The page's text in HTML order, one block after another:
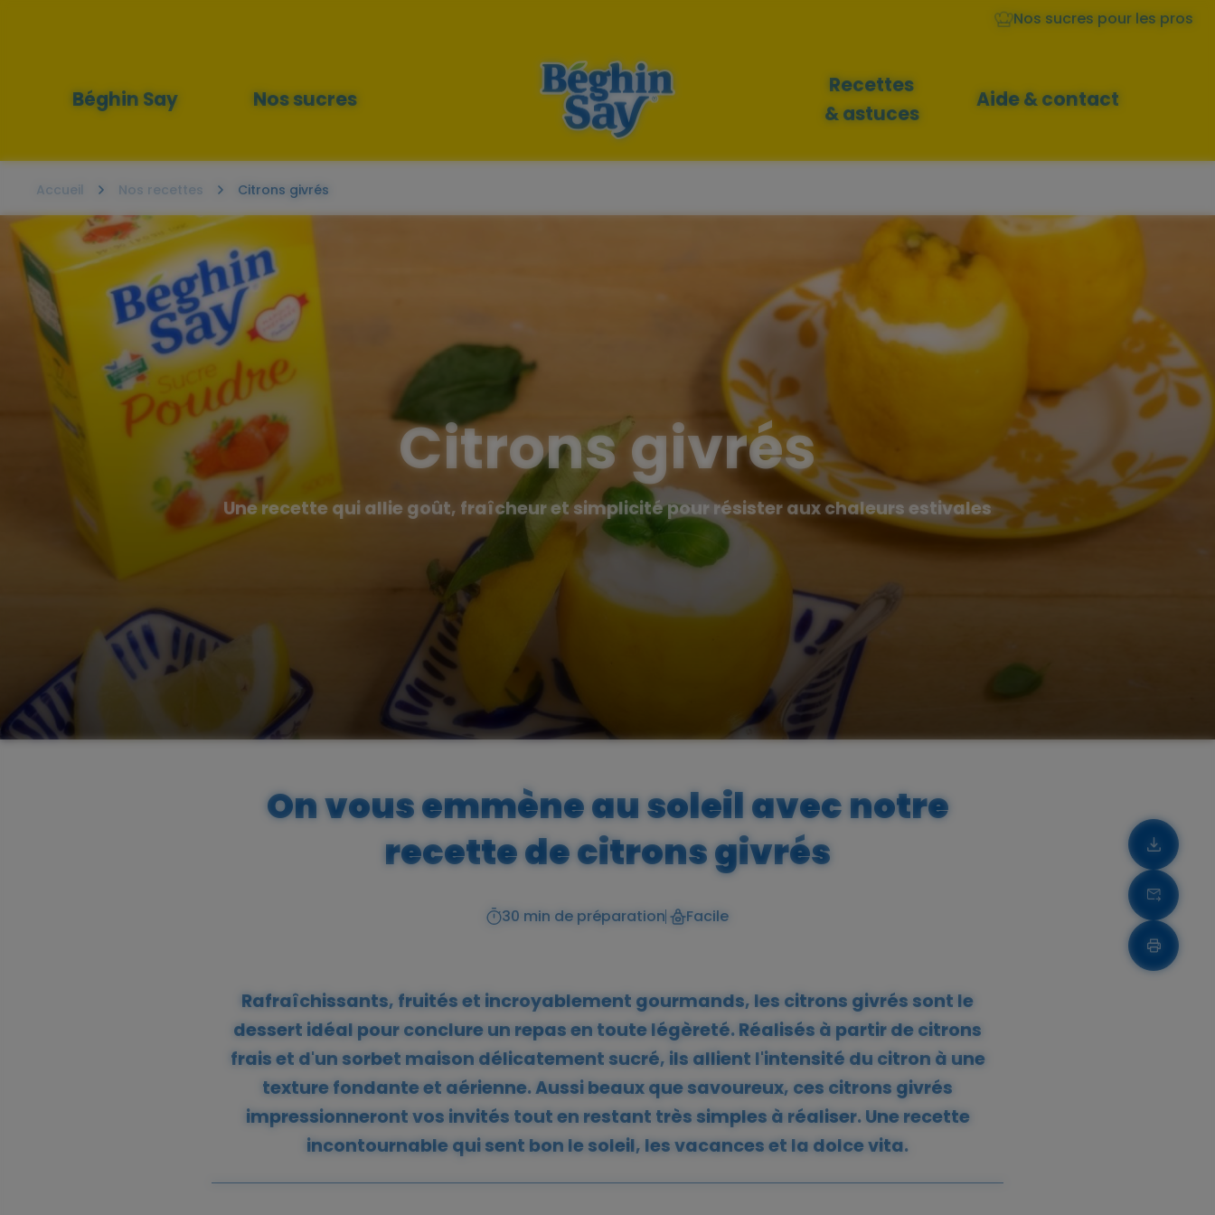
Nos sucres pour les pros
Béghin Say Nos sucres
Recettes
& astuces
Aide & contact
Accueil Nos recettes Citrons givrés
Citrons givrés
Une recette qui allie goût, fraîcheur et simplicité pour résister aux chaleurs estivales
On vous emmène au soleil avec notre
recette de citrons givrés
30 min de préparationNiveau
Facile
Rafraîchissants, fruités et incroyablement gourmands, les citrons givrés sont le
dessert idéal pour conclure un repas en toute légèreté. Réalisés à partir de citrons
frais et d'un sorbet maison délicatement sucré, ils allient l'intensité du citron à une
texture fondante et aérienne. Aussi beaux que savoureux, ces citrons givrés
impressionneront vos invités tout en restant très simples à réaliser. Une recette
incontournable qui sent bon le soleil, les vacances et la dolce vita.